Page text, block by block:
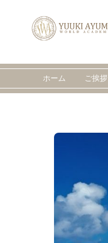
ホーム ご挨拶